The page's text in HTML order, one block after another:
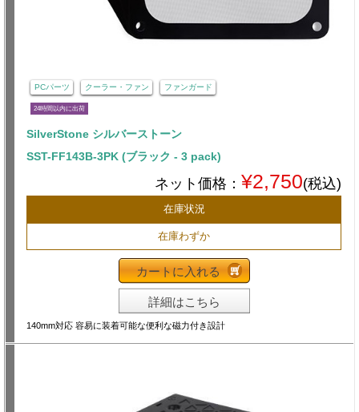
PCパーツ クーラー・ファン ファンガード
24時間以内に出荷
SilverStone シルバーストーン
SST-FF143B-3PK (ブラック - 3 pack)
ネット価格： ¥2,750(税込)
在庫状況
在庫わずか
カートに入れる
詳細はこちら
140mm対応 容易に装着可能な便利な磁力付き設計